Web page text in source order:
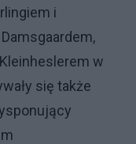
i
w
się także